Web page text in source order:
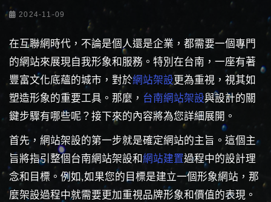
2024-11-09
在互聯網時代，不論是個人還是企業，都需要一個專門
的網站來展現自我形象和服務。特別在台南，一座有著
豐富文化底蘊的城市，對於網站架設更為重視，視其如
塑造形象的重要工具。那麼， 台南網站架設與設計的關
鍵步驟有哪些呢？接下來的內容將為您詳細展開。
首先，網站架設的第一步就是確定網站的主旨。這個主
旨將指引整個台南網站架設和網站建置過程中的設計理
念和目標。例如,如果您的目標是建立一個形象網站，那
麼架設過程中就需要更加重視品牌形象和價值的表現。